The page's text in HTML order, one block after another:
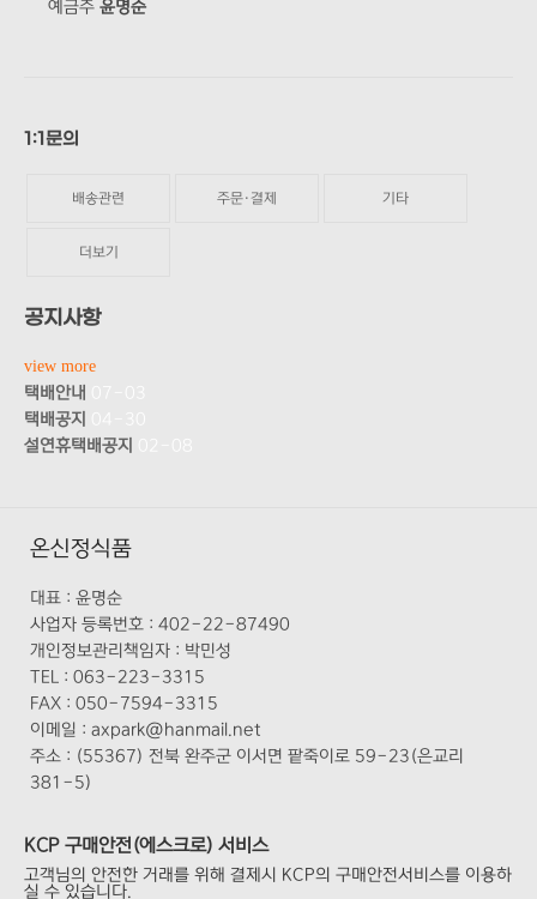
예금주 윤명순
1:1문의
배송관련 주문·결제 기타
더보기
공지사항
view more
택배안내
택배공지
설연휴택배공지
온신정식품
대표 : 윤명순
사업자 등록번호 : 402-22-87490
개인정보관리책임자 : 박민성
TEL : 063-223-3315
FAX : 050-7594-3315
이메일 : axpark@hanmail.net
주소 : (55367) 전북 완주군 이서면 팥죽이로 59-23(은교리
381-5)
KCP 구매안전(에스크로) 서비스
고객님의 안전한 거래를 위해 결제시 KCP의 구매안전서비스를 이용하
실 수 있습니다.